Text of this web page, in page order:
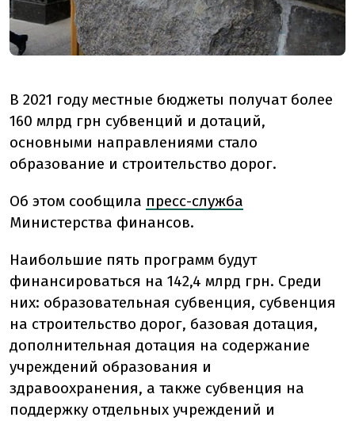
В 2021 году местные бюджеты получат более
160 млрд грн субвенций и дотаций,
основными направлениями стало
образование и строительство дорог.
Об этом сообщила пресс-служба
Министерства финансов.
Наибольшие пять программ будут
финансироваться на 142,4 млрд грн. Среди
них: образовательная субвенция, субвенция
на строительство дорог, базовая дотация,
дополнительная дотация на содержание
учреждений образования и
здравоохранения, а также субвенция на
поддержку отдельных учреждений и